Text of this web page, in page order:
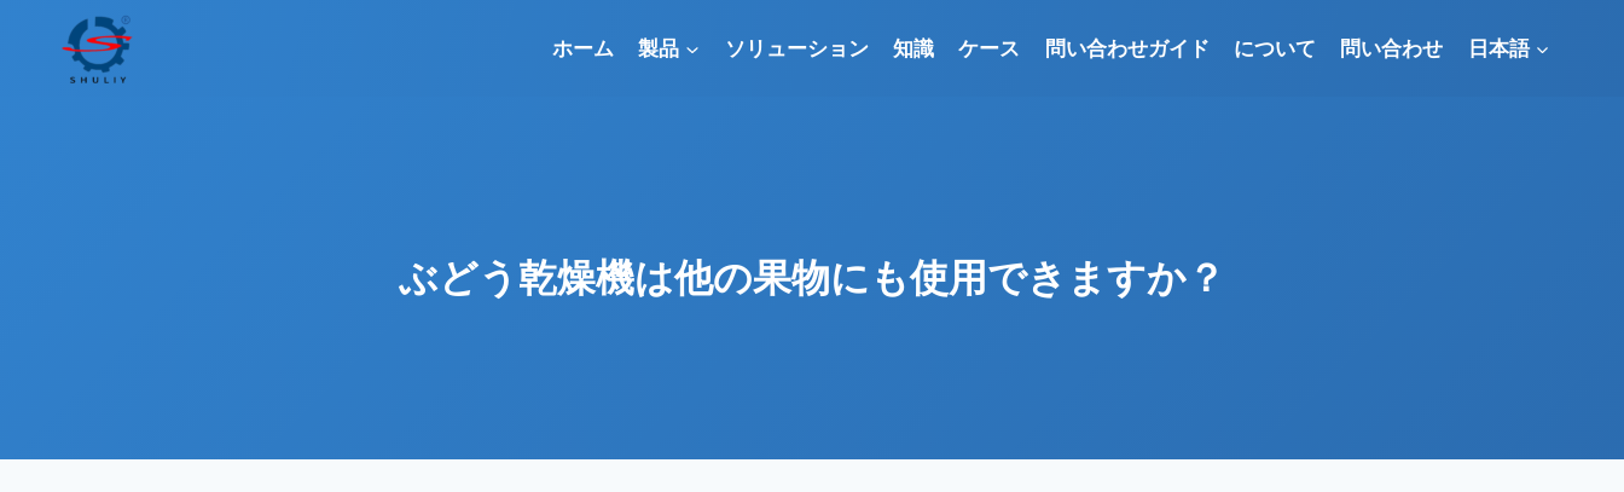
ホーム 製品 ソリューション 知識 ケース 問い合わせガイド について 問い合わせ 日本語
ぶどう乾燥機は他の果物にも使用できますか？